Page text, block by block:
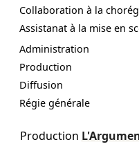
Collaboration à la
Assistanat à la mise en
Administration
Production
Diffusion
Régie générale
Production